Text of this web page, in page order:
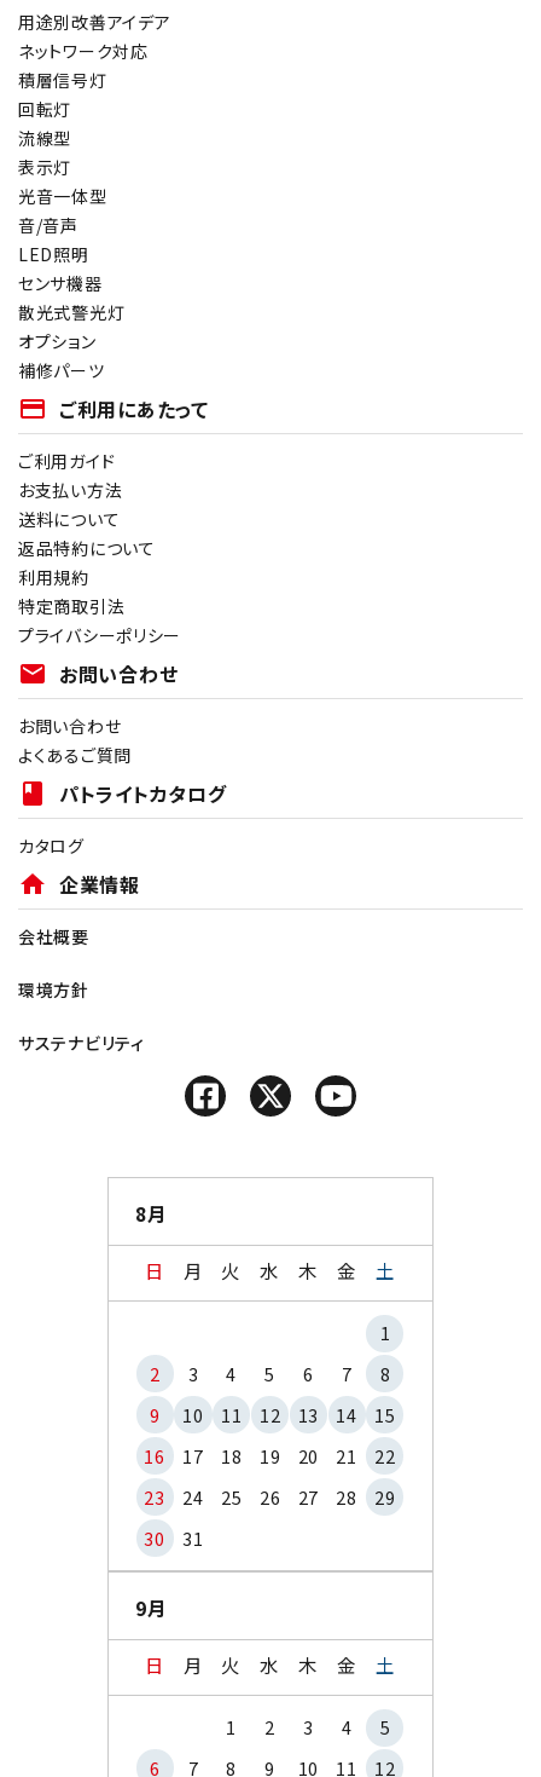
用途別改善アイデア
ネットワーク対応
積層信号灯
回転灯
流線型
表示灯
光音一体型
音/音声
LED照明
センサ機器
散光式警光灯
オプション
補修パーツ
payment ご利用にあたって
ご利用ガイド
お支払い方法
送料について
返品特約について
利用規約
特定商取引法
プライバシーポリシー
mail お問い合わせ
お問い合わせ
よくあるご質問
book パトライトカタログ
カタログ
home 企業情報
会社概要
環境方針
サステナビリティ
8月
日 月 火 水 木 金 土
1
2
3 4 5 6 7
8
9
10 11 12 13 14
15
16
17 18 19 20 21
22
23
24 25 26 27 28
29
30
31
9月
日 月 火 水 木 金 土
1 2 3 4
5
6
7 8 9 10 11 12